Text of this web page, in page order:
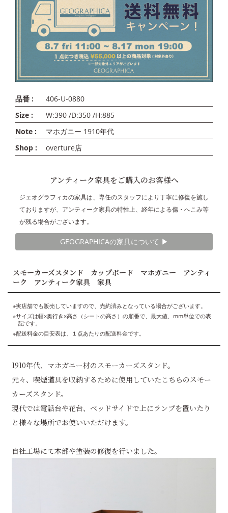
品番 :
406-U-0880
Size :
W:390 /D:350 /H:885
Note :
マホガニー 1910年代
Shop :
overture店
アンティーク家具をご購入のお客様へ
ジェオグラフィカの家具は、専任のスタッフにより丁寧に修復を施し
ておりますが、アンティーク家具の特性上、経年による傷・へこみ等
が残る場合がございます。
GEOGRAPHICAの家具について ▶︎
スモーカーズスタンド カップボード マホガニー アンティ
ーク アンティーク家具 家具
※実店舗でも販売していますので、売約済みとなっている場合がございます。
※サイズは幅×奥行き×高さ（シートの高さ）の順番で、最大値、mm単位での表
記です。
※配送料金の目安表は、１点あたりの配送料金です。
1910年代、マホガニー材のスモーカーズスタンド。
元々、喫煙道具を収納するために使用していたこちらのスモー
カーズスタンド。
現代では電話台や花台、ベッドサイドで上にランプを置いたり
と様々な場所でお使いいただけます。
自社工場にて木部や塗装の修復を行いました。